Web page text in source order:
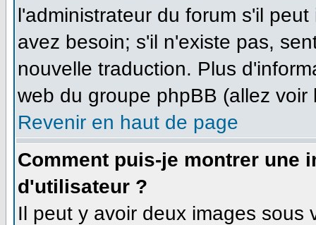
l'administrateur du forum s'il
avez besoin; s'il n'existe pas,
nouvelle traduction. Plus
web du groupe phpBB (allez
Revenir en haut de page
Comment puis-je montrer une
d'utilisateur ?
Il peut y avoir deux images sous